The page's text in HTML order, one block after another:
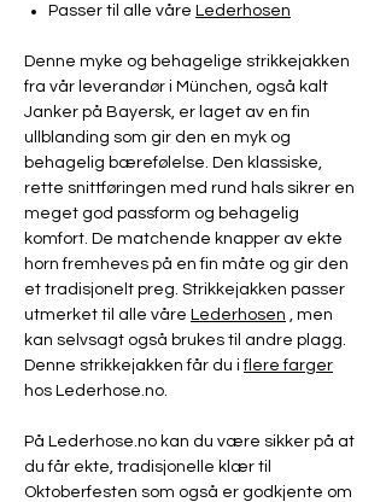
Passer til alle våre Lederhosen
Denne myke og behagelige strikkejakken
fra vår leverandør i München, også kalt
Janker på Bayersk, er laget av en fin
ullblanding som gir den en myk og
behagelig bærefølelse. Den klassiske,
rette snittføringen med rund hals sikrer en
meget god passform og behagelig
komfort. De matchende knapper av ekte
horn fremheves på en fin måte og gir den
et tradisjonelt preg. Strikkejakken passer
utmerket til alle våre Lederhosen , men
kan selvsagt også brukes til andre plagg.
Denne strikkejakken får du iflere farger
hos Lederhose.no.
På Lederhose.no kan du være sikker på at
du får ekte, tradisjonelle klær til
Oktoberfesten som også er godkjente om